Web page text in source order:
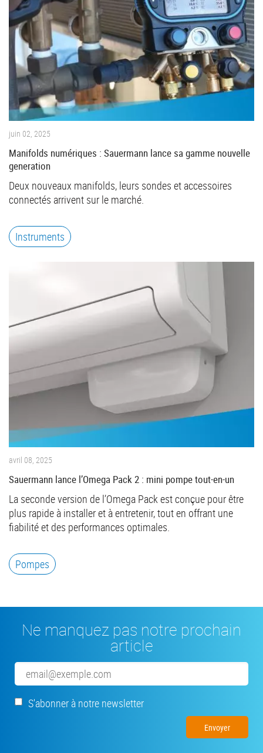
juin 02, 2025
Manifolds numériques : Sauermann lance sa gamme nouvelle
generation
Deux nouveaux manifolds, leurs sondes et accessoires
connectés arrivent sur le marché.
Instruments
avril 08, 2025
Sauermann lance l’Omega Pack 2 : mini pompe tout-en-un
La seconde version de l’Omega Pack est conçue pour être
plus rapide à installer et à entretenir, tout en offrant une
fiabilité et des performances optimales.
Pompes
Ne manquez pas notre prochain
article
Email
S'abonner à notre newsletter